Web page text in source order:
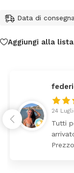
Data di
Aggiungi alla
24
Tutti